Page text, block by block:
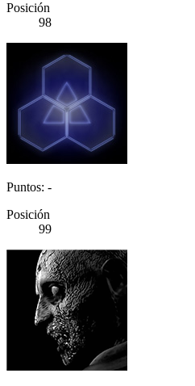
Posición
98
Puntos: -
Posición
99